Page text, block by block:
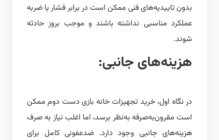
بدون تاییدیه‌های فنی ممکن است در برابر فشار یا ضربه
عملکرد مناسبی نداشته باشند و موجب بروز حادثه
هزینه‌های جانبی:
در نگاه اول، خرید تجهیزات خانه بازی دست دوم ممکن
است مقرون‌به‌صرفه به‌نظر برسد، اما اغلب نیاز به صرف
هزینه‌های جانبی وجود دارد. ضدعفونی کامل برای